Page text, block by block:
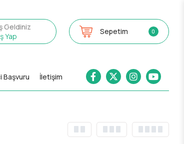
Geldiniz
Yap
Sepetim 0
Başvuru İletişim